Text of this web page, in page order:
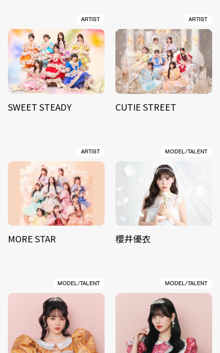
ARTIST
SWEET STEADY
ARTIST
CUTIE STREET
ARTIST
MORE STAR
MODEL/TALENT
櫻井優衣
MODEL/TALENT MODEL/TALENT